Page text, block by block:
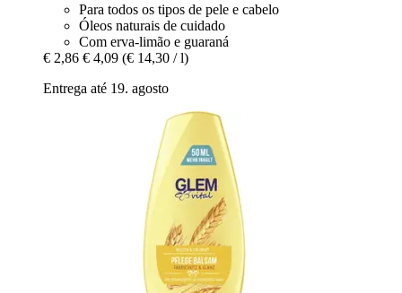
Para todos os tipos de pele e cabelo
Óleos naturais de cuidado
Com erva-limão e guaraná
€ 2,86 € 4,09 (€ 14,30 / l)
Entrega até 19. agosto